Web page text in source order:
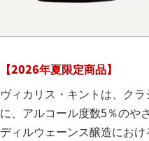
【2026年夏限定商品】
ヴィカリス・キントは、ク
に、アルコール度数5％のや
ディルウェーンス醸造にお